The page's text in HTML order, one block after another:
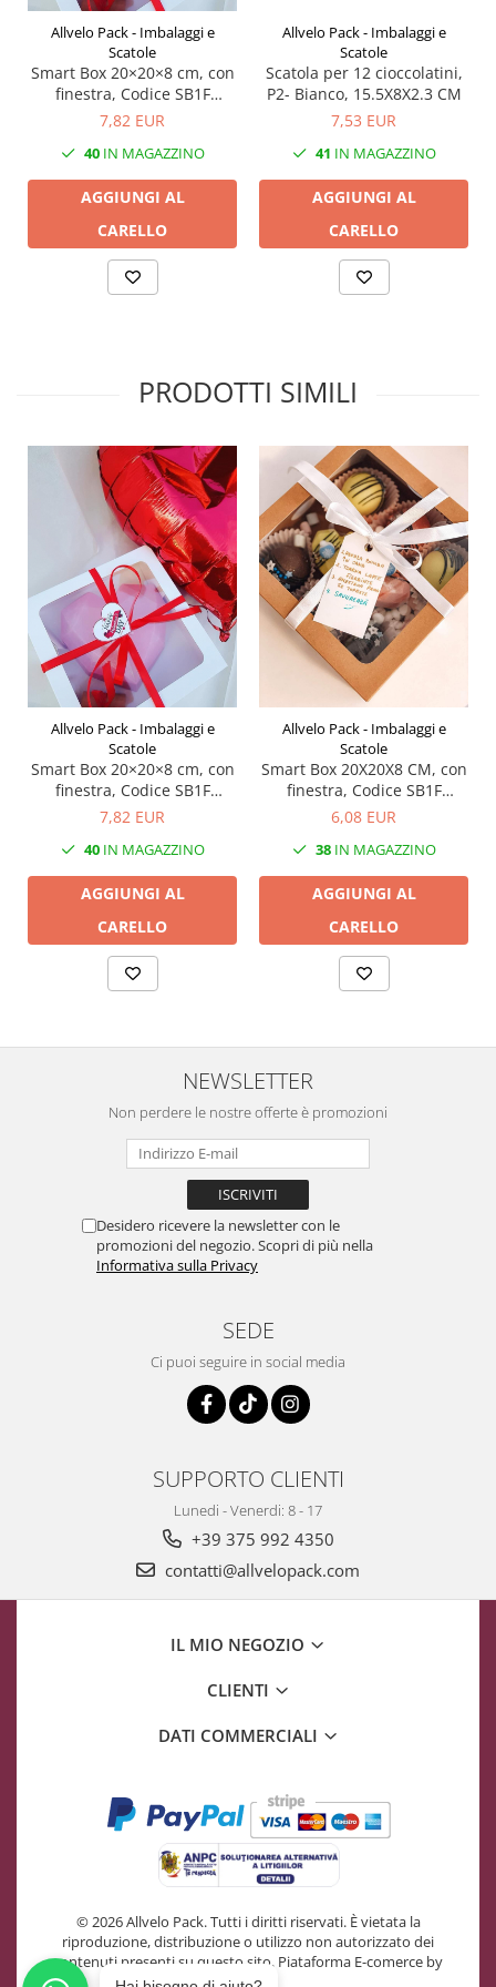
Allvelo Pack - Imbalaggi e
Scatole
Smart Box 20×20×8 cm, con
finestra, Codice SB1F
Bianco, Set 5 Pezzi
7,82 EUR
40IN MAGAZZINO
AGGIUNGI AL
CARELLO
Allvelo Pack - Imbalaggi e
Scatole
Scatola per 12 cioccolatini,
P2- Bianco, 15.5X8X2.3 CM
7,53 EUR
41 IN MAGAZZINO
AGGIUNGI AL
CARELLO
PRODOTTI SIMILI
Allvelo Pack - Imbalaggi e
Scatole
Smart Box 20×20×8 cm, con
finestra, Codice SB1F
Bianco, Set 5 Pezzi
7,82 EUR
40IN MAGAZZINO
AGGIUNGI AL
CARELLO
Allvelo Pack - Imbalaggi e
Scatole
Smart Box 20X20X8 CM, con
finestra, Codice SB1F
Naturale, Set 5 Pezzi
6,08 EUR
38IN MAGAZZINO
AGGIUNGI AL
CARELLO
NEWSLETTER
Non perdere le nostre offerte è promozioni
Desidero ricevere la newsletter con le
promozioni del negozio. Scopri di più nella
Informativa sulla Privacy
SEDE
Ci puoi seguire in social media
SUPPORTO CLIENTI
Lunedi - Venerdi: 8 - 17
+39 375 992 4350
contatti@allvelopack.com
IL MIO NEGOZIO
CLIENTI
DATI COMMERCIALI
© 2026 Allvelo Pack. Tutti i diritti riservati. È vietata la
riproduzione, distribuzione o utilizzo non autorizzato dei
contenuti presenti su questo sito. Piataforma E-comerce by
Gomag